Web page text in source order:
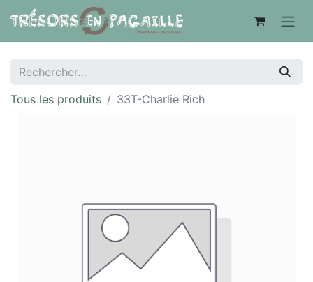
Tous les produits 33T-Charlie Rich